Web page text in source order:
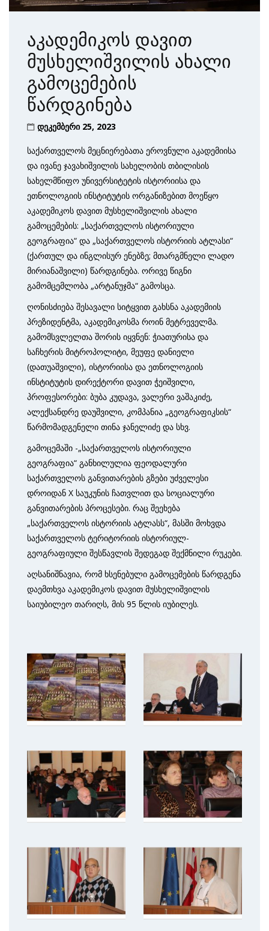
აკადემიკოს დავით
მუსხელიშვილის ახალი
გამოცემების
წარდგინება
დეკემბერი 25, 2023
საქართველოს მეცნიერებათა ეროვნული აკადემიისა
და ივანე ჯავახიშვილის სახელობის თბილისის
სახელმწიფო უნივერსიტეტის ისტორიისა და
ეთნოლოგიის ინსტიტუტის ორგანიზებით მოეწყო
აკადემიკოს დავით მუსხელიშვილის ახალი
გამოცემების: „საქართველოს ისტორიული
გეოგრაფია“ და „საქართველოს ისტორიის ატლასი“
(ქართულ და ინგლისურ ენებზე; მთარგმნელი ლადო
მირიანაშვილი) წარდგინება. ორივე წიგნი
გამომცემლობა „არტანუჯმა“ გამოსცა.
ღონისძიება შესავალი სიტყვით გახსნა აკადემიის
პრეზიდენტმა, აკადემიკოსმა როინ მეტრეველმა.
გამომსვლელთა შორის იყვნენ: ჭიათურისა და
საჩხერის მიტროპოლიტი, მეუფე დანიელი
(დათუაშვილი), ისტორიისა და ეთნოლოგიის
ინსტიტუტის დირექტორი დავით ჭეიშვილი,
პროფესორები: ბუბა კუდავა, ვალერი ვაშაკიძე,
ალექსანდრე დაუშვილი, კომპანია „გეოგრაფიკსის“
წარმომადგენელი თინა ჯანელიძე და სხვ.
გამოცემაში -„საქართველოს ისტორიული
გეოგრაფია“ განხილულია ფეოდალური
საქართველოს განვითარების გზები უძველესი
დროიდან X საუკუნის ჩათვლით და სოციალური
განვითარების პროცესები. რაც შეეხება
„საქართველოს ისტორიის ატლასს“, მასში მოხვდა
საქართველოს ტერიტორიის ისტორიულ-
გეოგრაფიული შესწავლის შედეგად შექმნილი რუკები.
აღსანიშნავია, რომ ხსენებული გამოცემების წარდგენა
დაემთხვა აკადემიკოს დავით მუსხელიშვილის
საიუბილეო თარიღს, მის 95 წლის იუბილეს.